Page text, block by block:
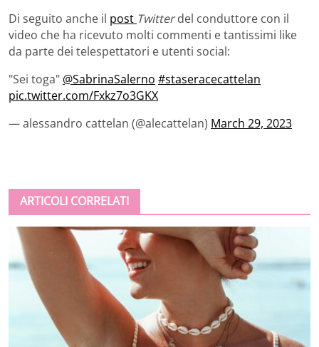
Di seguito anche il post Twitterdel conduttore con il
video che ha ricevuto molti commenti e tantissimi like
da parte dei telespettatori e utenti social:
"Sei toga" @SabrinaSalerno #staseracecattelan
pic.twitter.com/Fxkz7o3GKX
— alessandro cattelan (@alecattelan) March 29, 2023
ARTICOLI CORRELATI